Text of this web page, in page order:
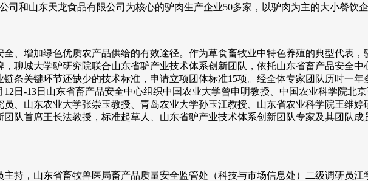
司和山东天龙食品有限公司为核心的驴肉生产企业50多家，以驴肉为主的大小餐饮
增加绿色优质农产品供给的有效途径。作为草食畜牧业中特色养殖的典型代表，
聊城大学驴研究院联合山东省驴产业技术体系创新团队，依托山东省畜产品安全
条关键环节还缺少的技术标准，申请立项团体标准15项。经全体专家团队历时一
日-13日山东省畜产品安全中心组织中国农业大学曾申明教授、中国农业科学院北
、山东农业大学张崇玉教授、青岛农业大学孙玉江教授、山东省农业科学院王维
队首席王长法教授，标准起草人、山东省驴产业技术体系创新团队专家及其团队成
，山东省畜牧兽医局畜产品质量安全监管处（科技与市场信息处）二级调研员江